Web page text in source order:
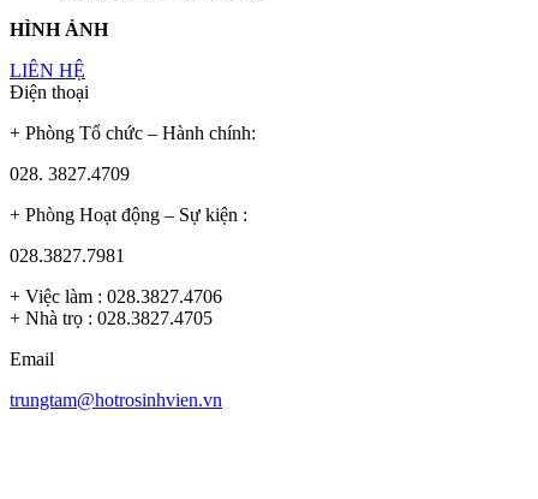
HÌNH ẢNH
LIÊN HỆ
Điện thoại
+ Phòng Tổ chức – Hành chính:
028. 3827.4709
+ Phòng Hoạt động – Sự kiện :
028.3827.7981
+ Việc làm : 028.3827.4706
+ Nhà trọ : 028.3827.4705
Email
trungtam@hotrosinhvien.vn